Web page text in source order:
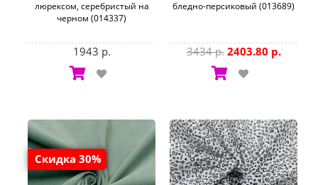
люрексом, серебристый на
черном (014337)
1943 р.
бледно-персиковый (013689)
3434 р. 2403.80 р.
Скидка 30%